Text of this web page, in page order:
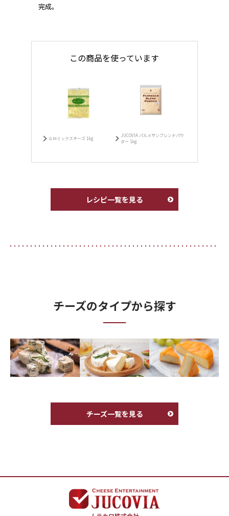
完成。
この商品を使っています
ＧＭミックスチーズ 1kg
JUCOVIA パルメザンブレンドパウ
ダー 1kg
レシピ一覧を見る
チーズのタイプから探す
チーズ一覧を見る